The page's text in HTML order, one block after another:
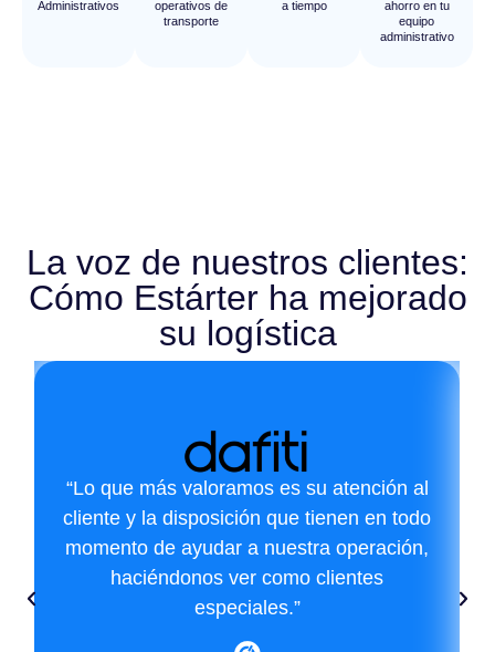
Administrativos
operativos de
transporte
a tiempo
ahorro en tu
equipo
administrativo
La voz de nuestros clientes:
Cómo Estárter ha mejorado
su logística
“Lo que más valoramos es su atención al
cliente y la disposición que tienen en todo
momento de ayudar a nuestra operación,
haciéndonos ver como clientes
especiales.”